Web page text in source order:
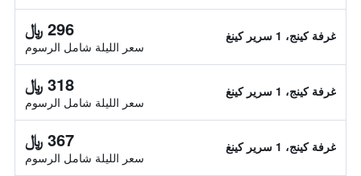
غرفة كينج، 1 سرير كينغ 296 ﷼
سعر الليلة شامل الرسوم
غرفة كينج، 1 سرير كينغ 318 ﷼
سعر الليلة شامل الرسوم
غرفة كينج، 1 سرير كينغ 367 ﷼
سعر الليلة شامل الرسوم